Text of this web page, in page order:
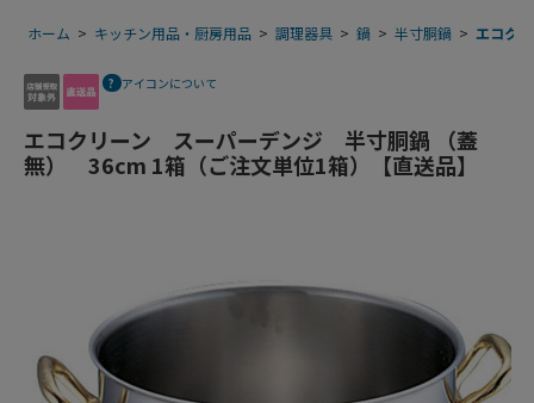
ホーム > キッチン用品・厨房用品 > 調理器具 > 鍋 > 半寸胴鍋 > エコク
アイコンについて
エコクリーン スーパーデンジ 半寸胴鍋 （蓋
無） 36cm 1箱（ご注文単位1箱）【直送品】